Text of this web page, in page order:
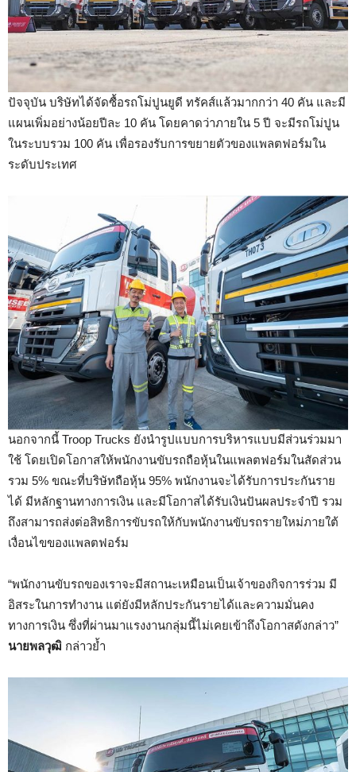
ปัจจุบัน บริษัทได้จัดซื้อรถโม่ปูนยูดี ทรัคส์แล้วมากกว่า 40 คัน และมี
แผนเพิ่มอย่างน้อยปีละ 10 คัน โดยคาดว่าภายใน 5 ปี จะมีรถโม่ปูน
ในระบบรวม 100 คัน เพื่อรองรับการขยายตัวของแพลตฟอร์มใน
ระดับประเทศ
นอกจากนี้ Troop Trucks ยังนำรูปแบบการบริหารแบบมีส่วนร่วมมา
ใช้ โดยเปิดโอกาสให้พนักงานขับรถถือหุ้นในแพลตฟอร์มในสัดส่วน
รวม 5% ขณะที่บริษัทถือหุ้น 95% พนักงานจะได้รับการประกันราย
ได้ มีหลักฐานทางการเงิน และมีโอกาสได้รับเงินปันผลประจำปี รวม
ถึงสามารถส่งต่อสิทธิการขับรถให้กับพนักงานขับรถรายใหม่ภายใต้
เงื่อนไขของแพลตฟอร์ม
“พนักงานขับรถของเราจะมีสถานะเหมือนเป็นเจ้าของกิจการร่วม มี
อิสระในการทำงาน แต่ยังมีหลักประกันรายได้และความมั่นคง
ทางการเงิน ซึ่งที่ผ่านมาแรงงานกลุ่มนี้ไม่เคยเข้าถึงโอกาสดังกล่าว”
นายพลวุฒิ กล่าวย้ำ